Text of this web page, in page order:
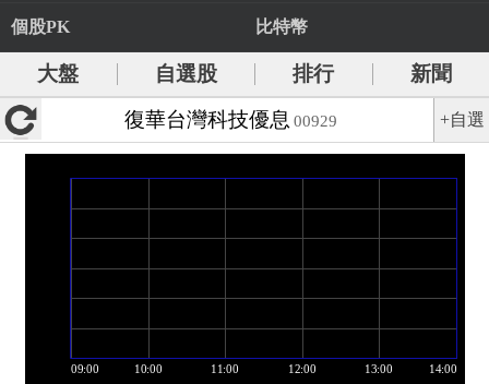
個股PK 比特幣
大盤 自選股 排行
新聞
復華台灣科技優息 00929 +自選